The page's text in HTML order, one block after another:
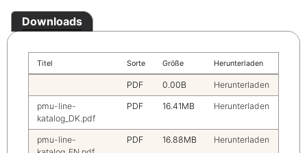
Downloads
Titel Sorte Größe Herunterladen
PDF 0.00B Herunterladen
pmu-line-
katalog_DK.pdf
PDF 16.41MB Herunterladen
pmu-line-
PDF 16.88MB Herunterladen